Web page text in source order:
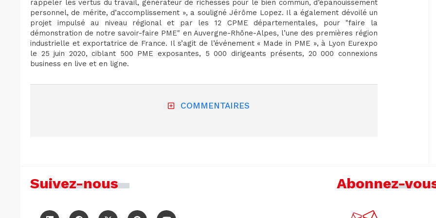
rappeler les vertus du travail, générateur de richesses pour le bien commun, d’épanouissement
personnel, de mérite, d’accomplissement », a souligné Jérôme Lopez. Il a également dévoilé un
projet impulsé au niveau régional et par les 12 CPME départementales, pour "faire la
démonstration de notre savoir-faire PME" en Auvergne-Rhône-Alpes, l’une des premières région
industrielle et exportatrice de France. Il s’agit de l’événement « Made in PME », à Lyon Eurexpo
le 25 juin 2020, ciblant 500 PME exposantes, 5 000 dirigeants présents, 20 000 connexions
business en live et en ligne.
COMMENTAIRES
Suivez-nous Abonnez-